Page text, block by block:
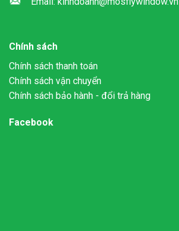
Chính sách
Chính sách thanh toán
Chính sách vận chuyển
Chính sách bảo hành - đổi trả hàng
Facebook